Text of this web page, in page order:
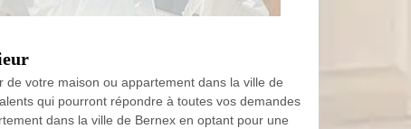
de votre maison ou appartement dans la ville de
qui pourront répondre à toutes vos demandes
dans la ville de Bernex en optant pour une